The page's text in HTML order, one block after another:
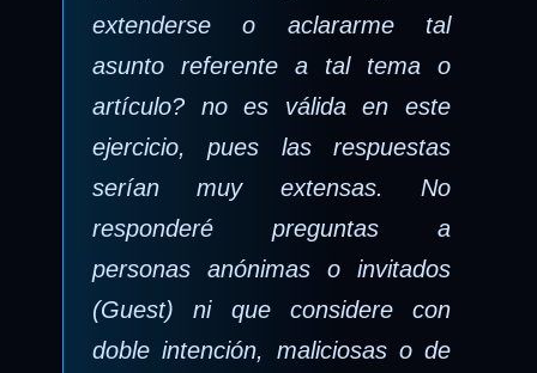
extenderse o aclararme tal
asunto referente a tal tema o
artículo? no es válida en este
ejercicio, pues las respuestas
serían muy extensas. No
responderé preguntas a
personas anónimas o invitados
(Guest) ni que considere con
doble intención, maliciosas o de